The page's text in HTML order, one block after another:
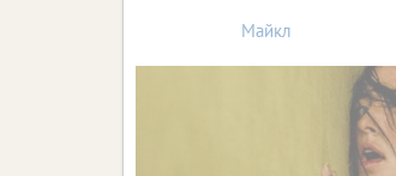
Майкл